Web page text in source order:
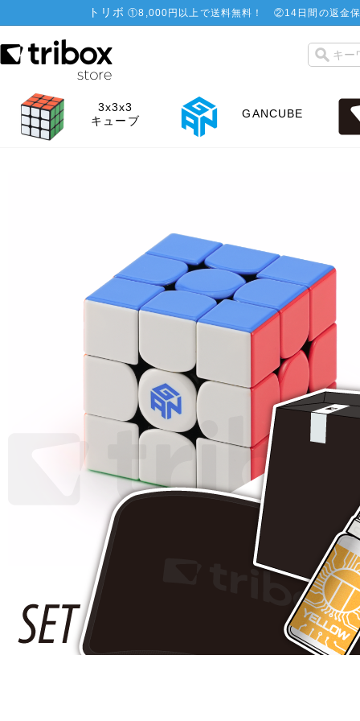
トリボ ①8,000円以上で送料無料！ ②14日間の返金
3x3x3
キューブ
GANCUBE